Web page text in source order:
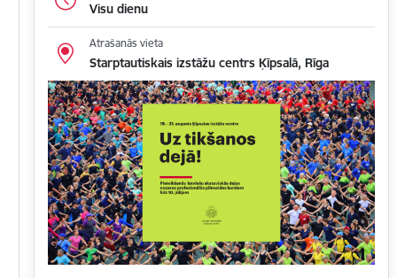
Visu dienu
Atrašanās vieta
Starptautiskais izstāžu centrs Ķīpsalā, Rīga